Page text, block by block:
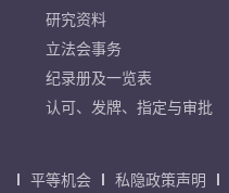
研究资料
立法会事务
纪录册及一览表
认可、发牌、指定与审批
平等机会 私隐政策声明